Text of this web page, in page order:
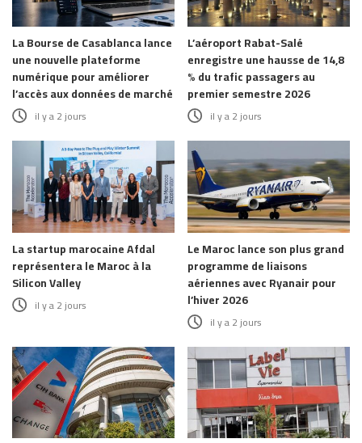
La Bourse de Casablanca lance
une nouvelle plateforme
numérique pour améliorer
l’accès aux données de marché
il y a 2 jours
L’aéroport Rabat-Salé
enregistre une hausse de 14,8
% du trafic passagers au
premier semestre 2026
il y a 2 jours
La startup marocaine Afdal
représentera le Maroc à la
Silicon Valley
il y a 2 jours
Le Maroc lance son plus grand
programme de liaisons
aériennes avec Ryanair pour
l’hiver 2026
il y a 2 jours